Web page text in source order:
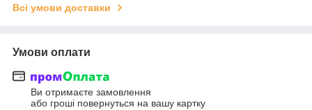
Всі умови доставки
Умови оплати
Ви отримаєте замовлення
або гроші повернуться на вашу картку